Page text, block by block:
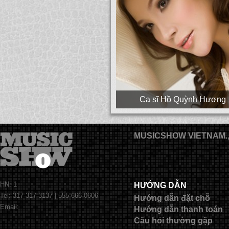
Ca sĩ Hồ Quỳnh Hương
HN: 1
Tel: 317-317-3137 | 555-666-0606
Email:
MUSICSHOW VIETNAM.,
HƯỚNG DẪN
Hướng dẫn đặt chỗ
Hướng dẫn thanh toán
Câu hỏi thường gặp